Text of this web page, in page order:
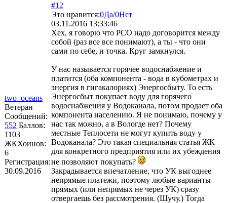
two_oceans
Ветеран
Сообщений:
552 Баллов:
1103
ЖКХоинов:
6
Регистрация:
30.09.2016
#12
Это нравится:0Да/0Нет
03.11.2016 13:33:46
Хех, я говорю что РСО надо договорится между
собой (раз все все понимают), а ты - что они
сами по себе, и точка. Круг замкнулся.
У нас называется горячее водоснабжение и
платится (оба компонента - вода в кубометрах и
энергия в гигакалориях) Энергосбыту. То есть
Энергосбыт покупает воду для горячего
водоснабжения у Водоканала, потом продает оба
компонента населению. Я не понимаю, почему у
нас так можно, а в Вологде нет? Почему
местные Теплосети не могут купить воду у
Водоканала? Это такая специальная статья ЖК
для конкретного предприятия или их убеждения
не позволяют покупать?
Закрадывается впечатление, что УК выгоднее
непрямые платежи, поэтому любые варианты
прямых (или непрямых не через УК) сразу
отвергаешь без рассмотрения. (Шучу.) Тогда